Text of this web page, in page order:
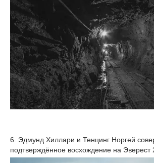
6. Эдмунд Хиллари и Тенцинг Норгей
подтверждённое восхождение на Эверест